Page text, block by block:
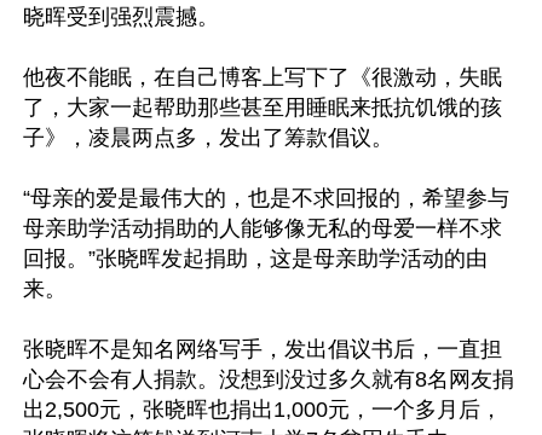
晓晖受到强烈震撼。
他夜不能眠，在自己博客上写下了《很激动，失眠
了，大家一起帮助那些甚至用睡眠来抵抗饥饿的孩
子》，凌晨两点多，发出了筹款倡议。
“母亲的爱是最伟大的，也是不求回报的，希望参与
母亲助学活动捐助的人能够像无私的母爱一样不求
回报。”张晓晖发起捐助，这是母亲助学活动的由
来。
张晓晖不是知名网络写手，发出倡议书后，一直担
心会不会有人捐款。没想到没过多久就有8名网友捐
出2,500元，张晓晖也捐出1,000元，一个多月后，